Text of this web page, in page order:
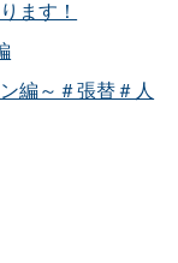
ます！
編～＃張替＃人